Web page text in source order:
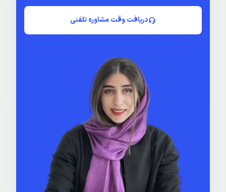
دریافت وقت مشاوره تلفنی